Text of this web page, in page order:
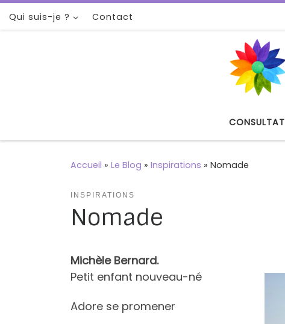
Passer au contenu
Qui suis-je ? Contact
Accueil » Le Blog » Inspirations » Nomade
INSPIRATIONS
Nomade
Michèle Bernard.
Petit enfant nouveau-né
Adore se promener